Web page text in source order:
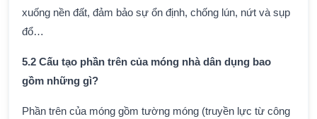
xuống nền đất, đảm bảo sự ổn định, chống lún, nứt và sụp
đổ…
5.2 Cấu tạo phần trên của móng nhà dân dụng bao
gồm những gì?
Phần trên của móng gồm tường móng (truyền lực từ công